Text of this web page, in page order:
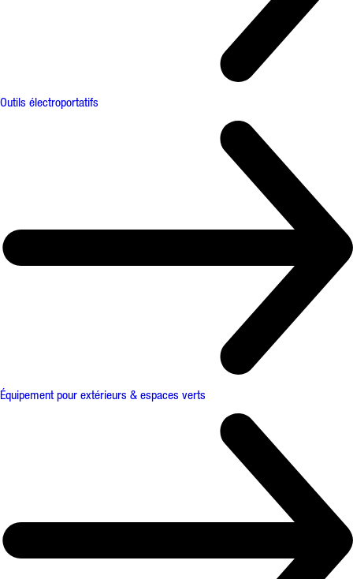
Outils électroportatifs
Équipement pour extérieurs & espaces verts